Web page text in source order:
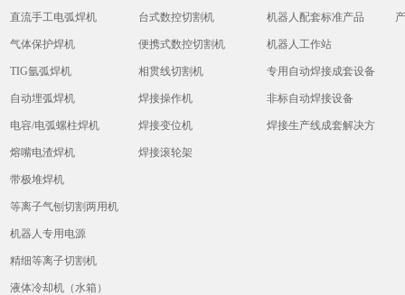
直流手工电弧焊机
气体保护焊机
TIG氩弧焊机
自动埋弧焊机
电容/电弧螺柱焊机
熔嘴电渣焊机
带极堆焊机
等离子气刨切割两用机
机器人专用电源
精细等离子切割机
液体冷却机（水箱）
台式数控切割机
便携式数控切割机
相贯线切割机
焊接操作机
焊接变位机
焊接滚轮架
机器人配套标准产品
机器人工作站
专用自动焊接成套设备
非标自动焊接设备
焊接生产线成套解决方